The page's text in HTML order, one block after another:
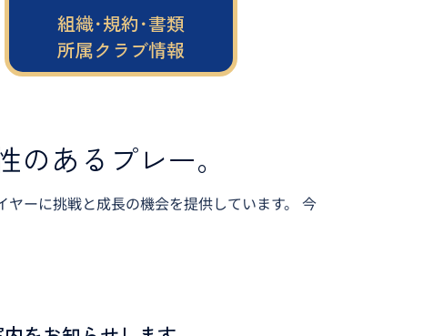
組織･規約･書類
所属クラブ情報
あるプレー。
ーに挑戦と成長の機会を提供しています。 今